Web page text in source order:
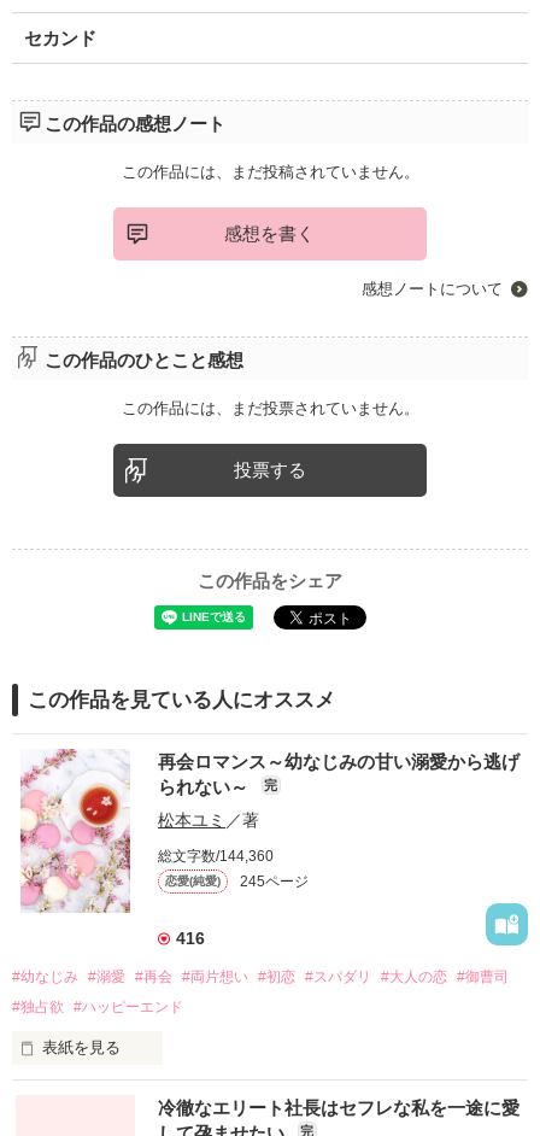
セカンド
この作品の感想ノート
この作品には、まだ投稿されていません。
感想を書く
感想ノートについて
この作品のひとこと感想
この作品には、まだ投票されていません。
投票する
この作品をシェア
この作品を見ている人にオススメ
再会ロマンス～幼なじみの甘い溺愛から逃げ
られない～
完
松本ユミ ／著
総文字数/144,360
恋愛(純愛) 245ページ
416
#幼なじみ #溺愛 #再会 #両片想い #初恋 #スパダリ #大人の恋 #御曹司
#独占欲
#ハッピーエンド
表紙を見る
冷徹なエリート社長はセフレな私を一途に愛
完